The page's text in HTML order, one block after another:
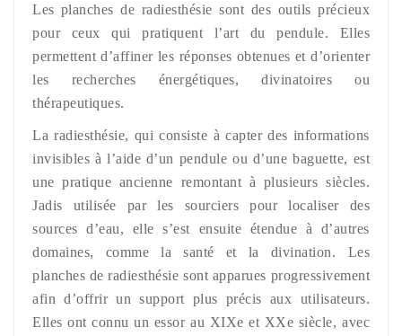
Les planches de radiesthésie sont des outils précieux
pour ceux qui pratiquent l’art du pendule. Elles
permettent d’affiner les réponses obtenues et d’orienter
les recherches énergétiques, divinatoires ou
thérapeutiques.
La radiesthésie, qui consiste à capter des informations
invisibles à l’aide d’un pendule ou d’une baguette, est
une pratique ancienne remontant à plusieurs siècles.
Jadis utilisée par les sourciers pour localiser des
sources d’eau, elle s’est ensuite étendue à d’autres
domaines, comme la santé et la divination. Les
planches de radiesthésie sont apparues progressivement
afin d’offrir un support plus précis aux utilisateurs.
Elles ont connu un essor au XIXe et XXe siècle, avec